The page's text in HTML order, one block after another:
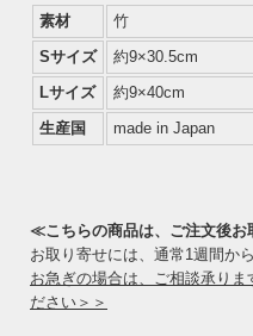
素材
竹
Sサイズ
約9×30.5cm
Lサイズ
約9×40cm
生産国
made in Japan
≪こちらの商品は、ご注文後
お取り寄せには、通常1週間か
お急ぎの場合は、ご相談承りま
ださい＞＞